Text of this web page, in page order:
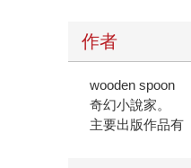
作者
wooden spoon
奇幻小說家。
主要出版作品有